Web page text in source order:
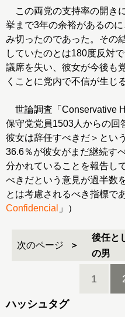
この両党の支持率の開き
挙まで3年の余裕があるの
み切ったのであった。その
していたのとは180度反対
議席を失い、彼女が今後も
くことに党内で不信が生じ
世論調査「Conservative
保守党党員1503人からの回
彼女は辞任すべきだ＞とい
36.6％が彼女がまだ継続す
分かれていることを報告し
べきだという意見が過半数
とは考慮されるべき指標で
Confidencial 」）
次のページ
後任と
の男
1
ハッシュタグ